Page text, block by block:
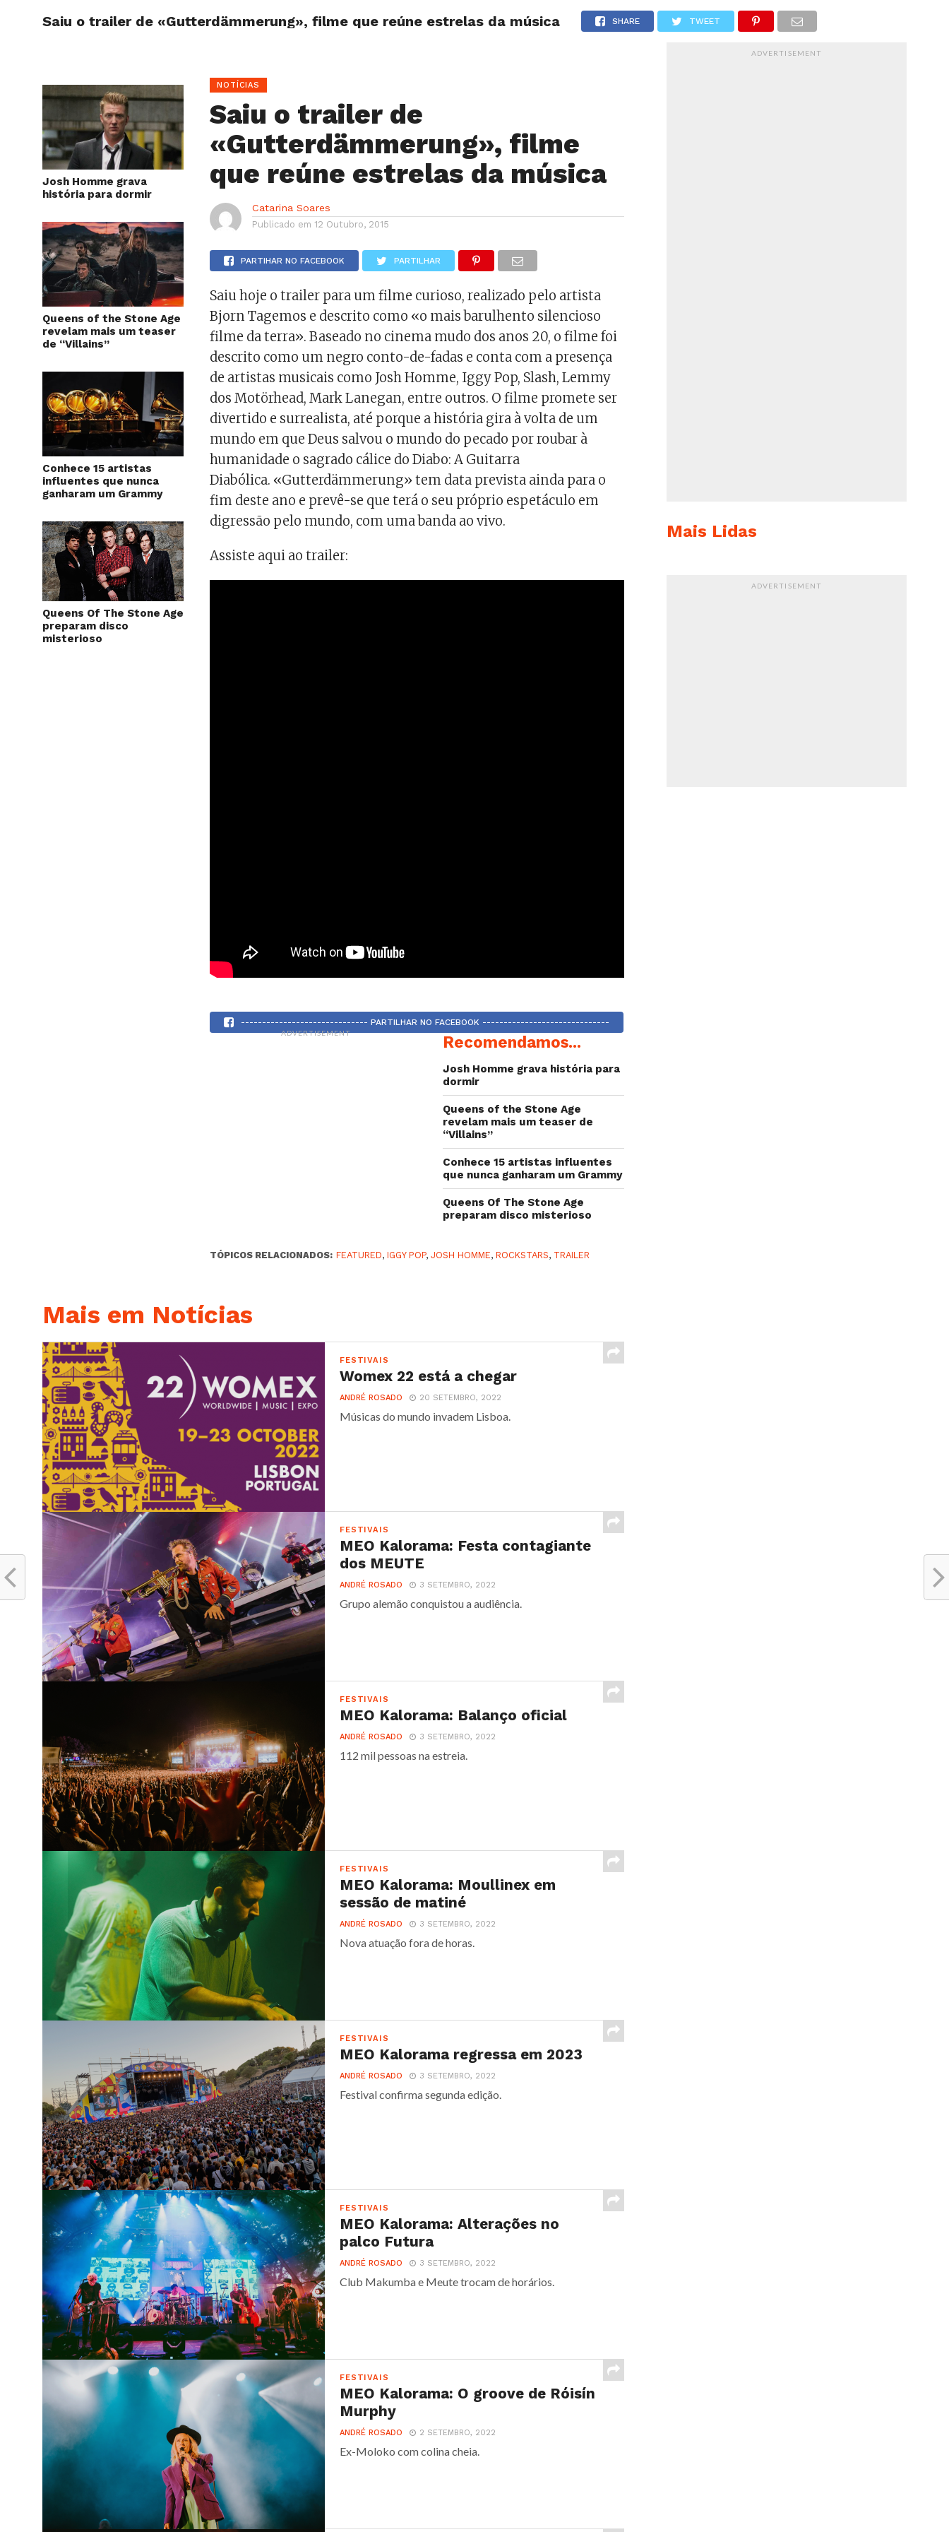
HOME NOTÍCIAS GOSSIP FUTEBOL AGENDA
Saiu o trailer de «Gutterdämmerung», filme que reúne estrelas da música SHARE TWEET
Josh Homme grava
história para dormir
Queens of the Stone Age
revelam mais um teaser
de “Villains”
Conhece 15 artistas
influentes que nunca
ganharam um Grammy
Queens Of The Stone Age
preparam disco
misterioso
NOTÍCIAS
Saiu o trailer de
«Gutterdämmerung», filme
que reúne estrelas da música
Catarina Soares
Publicado em 12 Outubro, 2015
PARTIHAR NO FACEBOOK PARTILHAR
Saiu hoje o trailer para um filme curioso, realizado pelo artista
Bjorn Tagemos e descrito como «o mais barulhento silencioso
filme da terra». Baseado no cinema mudo dos anos 20, o filme foi
descrito como um negro conto-de-fadas e conta com a presença
de artistas musicais como Josh Homme, Iggy Pop, Slash, Lemmy
dos Motörhead, Mark Lanegan, entre outros. O filme promete ser
divertido e surrealista, até porque a história gira à volta de um
mundo em que Deus salvou o mundo do pecado por roubar à
humanidade o sagrado cálice do Diabo: A Guitarra
Diabólica. «Gutterdämmerung» tem data prevista ainda para o
fim deste ano e prevê-se que terá o seu próprio espetáculo em
digressão pelo mundo, com uma banda ao vivo.
Assiste aqui ao trailer:
------------------------------ PARTILHAR NO FACEBOOK ------------------------------
ADVERTISEMENT Recomendamos...
Josh Homme grava história para
dormir
Queens of the Stone Age
revelam mais um teaser de
“Villains”
Conhece 15 artistas influentes
que nunca ganharam um Grammy
Queens Of The Stone Age
preparam disco misterioso
TÓPICOS RELACIONADOS: FEATURED,IGGY POP,JOSH HOMME,ROCKSTARS, TRAILER
Mais em Notícias
FESTIVAIS
Womex 22 está a chegar
ANDRÉ ROSADO 20 SETEMBRO, 2022
Músicas do mundo invadem Lisboa.
FESTIVAIS
MEO Kalorama: Festa contagiante
dos MEUTE
ANDRÉ ROSADO 3 SETEMBRO, 2022
Grupo alemão conquistou a audiência.
FESTIVAIS
MEO Kalorama: Balanço oficial
ANDRÉ ROSADO 3 SETEMBRO, 2022
112 mil pessoas na estreia.
FESTIVAIS
MEO Kalorama: Moullinex em
sessão de matiné
ANDRÉ ROSADO 3 SETEMBRO, 2022
Nova atuação fora de horas.
FESTIVAIS
MEO Kalorama regressa em 2023
ANDRÉ ROSADO 3 SETEMBRO, 2022
Festival confirma segunda edição.
FESTIVAIS
MEO Kalorama: Alterações no
palco Futura
ANDRÉ ROSADO 3 SETEMBRO, 2022
Club Makumba e Meute trocam de horários.
FESTIVAIS
MEO Kalorama: O groove de Róisín
Murphy
ANDRÉ ROSADO 2 SETEMBRO, 2022
Ex-Moloko com colina cheia.
ADVERTISEMENT
Mais Lidas
ADVERTISEMENT